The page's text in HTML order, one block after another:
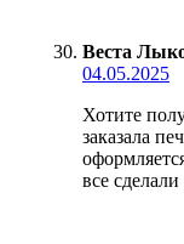
Веста
04.05.2025
Хотите
заказала
все